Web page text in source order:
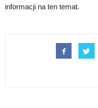
informacji na ten temat.